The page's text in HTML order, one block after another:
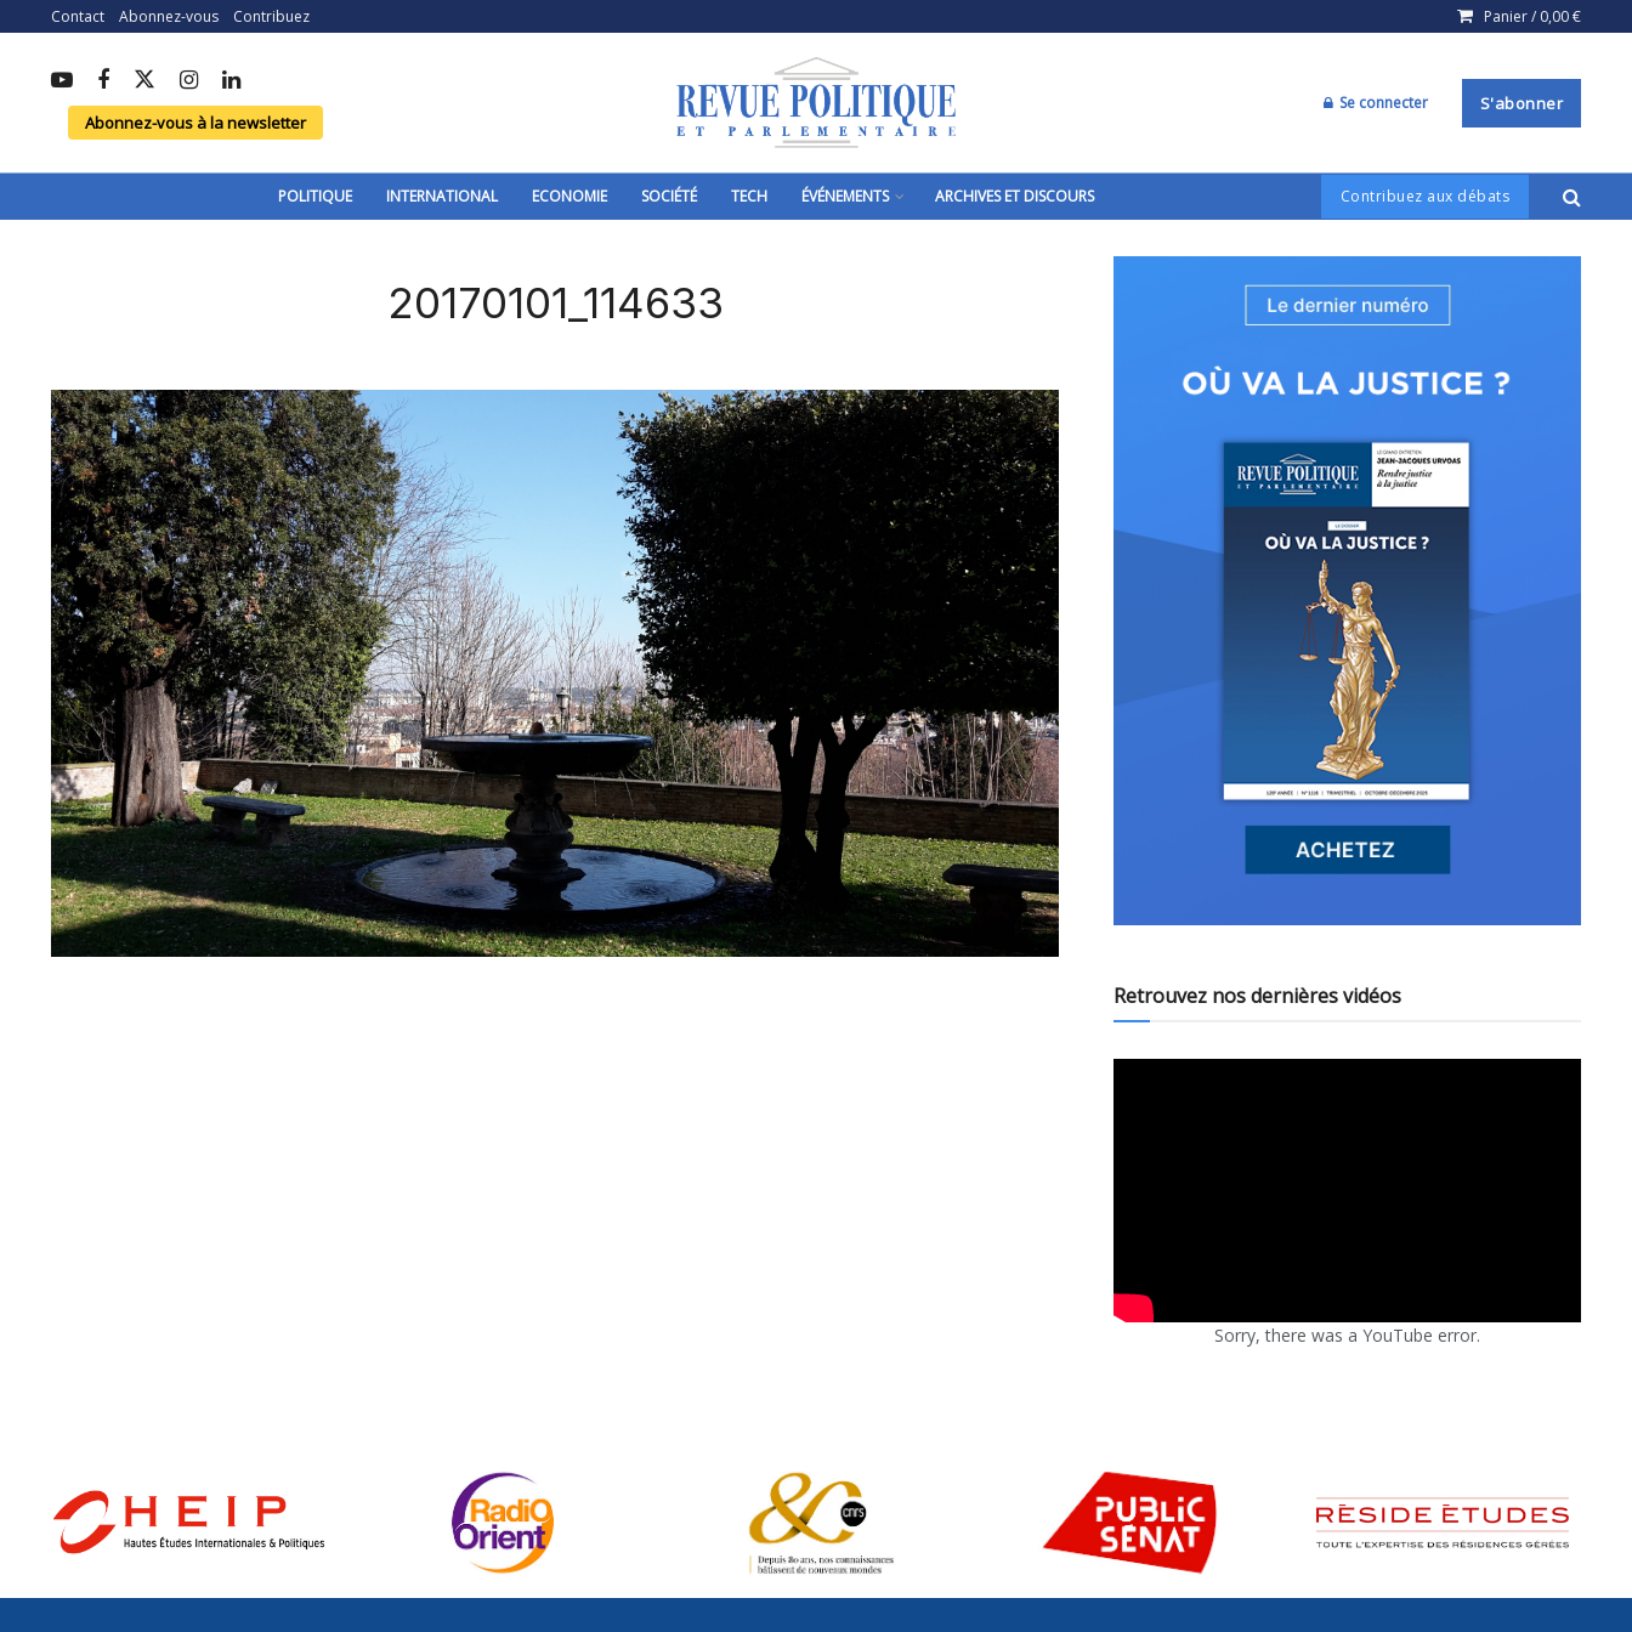
Contact Abonnez-vous Contribuez Panier / 0,00€
Abonnez-vous à la newsletter
Se connecter S'abonner
POLITIQUE INTERNATIONAL ECONOMIE SOCIÉTÉ TECH ÉVÉNEMENTS ARCHIVES ET DISCOURS Contribuez aux débats
20170101_114633
Retrouvez nos dernières vidéos
Sorry, there was a YouTube error.